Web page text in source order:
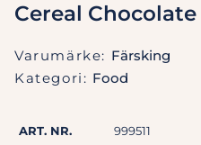
Cereal
Varumärke: Färsking
Kategori: Food
ART. NR.
999511